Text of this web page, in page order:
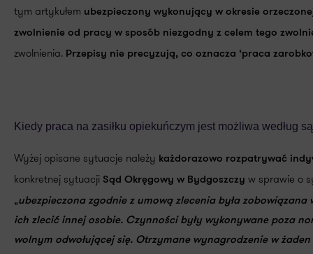
tym artykułem ubezpieczony wykonujący w okresie
zwolnienie od pracy w sposób niezgodny z celem tego
zwolnienia. Przepisy nie precyzują, co oznacza ‘praca
Kiedy praca na zasiłku opiekuńczym jest możliwa według
Wyżej opisane sytuacje należy każdorazowo rozpatrywać
konkretnej sytuacji Sąd Okręgowy w Bydgoszczy w sprawie o
„ubezpieczona zgodnie z umową zlecenia była
ich zlecić innej osobie. Czynności były wykonywane poza
wolnym odwołującej się. Otrzymane wynagrodzeniew żaden